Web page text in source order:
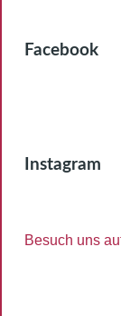
Facebook
Instagram
Besuch uns